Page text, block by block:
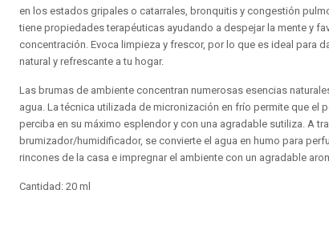
en los estados gripales o catarrales, bronquitis y congestión
tiene propiedades terapéuticas ayudando a despejar la mente y
concentración. Evoca limpieza y frescor, por lo que es ideal para
natural y refrescante a tu hogar.
Las brumas de ambiente concentran numerosas esencias
agua. La técnica utilizada de micronización en frío permite que el
perciba en su máximo esplendor y con una agradable sutiliza. A
brumizador/humidificador, se convierte el agua en humo para
rincones de la casa e impregnar el ambiente con un agradable
Cantidad: 20 ml